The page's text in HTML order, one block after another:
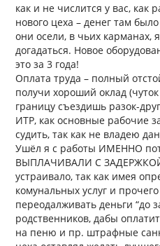
как и не числится у вас,
нового цеха – денег там
они осели, в чьих карманах,
догадаться. Новое
это за 3 года!
Оплата труда – полный
получи хороший оклад
границу съездишь разок-
ИТР, как основные рабочие
судить, так как не владею
Ушёл я с работы ИМЕННО
ВЫПЛАЧИВАЛИ С
устраивало, так как имея
комунальных услуг и
переодалживать деньги “до
родственников, дабы
на пеню и пр. штрафные